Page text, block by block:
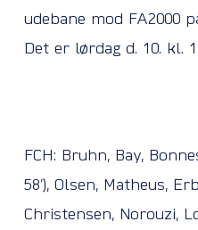
udebane mod FA2000
Det er lørdag d. 10. kl.
FCH: Bruhn, Bay,
58’), Olsen, Matheus,
Christensen, Norouzi,